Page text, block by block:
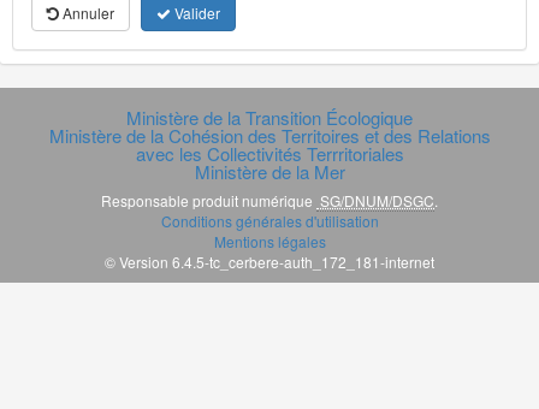
Annuler Valider
Ministère de la Transition Écologique
Ministère de la Cohésion des Territoires et des Relations
avec les Collectivités Terrritoriales
Ministère de la Mer
Responsable produit numérique SG/DNUM/DSGC
Conditions générales d'utilisation
Mentions légales
© Version 6.4.5-tc_cerbere-auth_172_181-internet